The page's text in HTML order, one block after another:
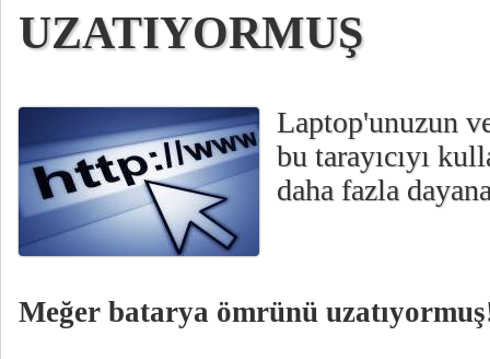
UZATIYORMUŞ
Laptop'unuzun
bu tarayıcıyı
daha fazla
Meğer batarya ömrünü